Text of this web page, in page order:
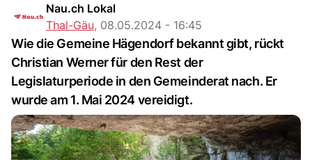
Nau.ch Lokal
Thal-Gäu, 08.05.2024 - 16:45
Wie die Gemeine Hägendorf bekannt gibt, rückt
Christian Werner für den Rest der
Legislaturperiode in den Gemeinderat nach. Er
wurde am 1. Mai 2024 vereidigt.